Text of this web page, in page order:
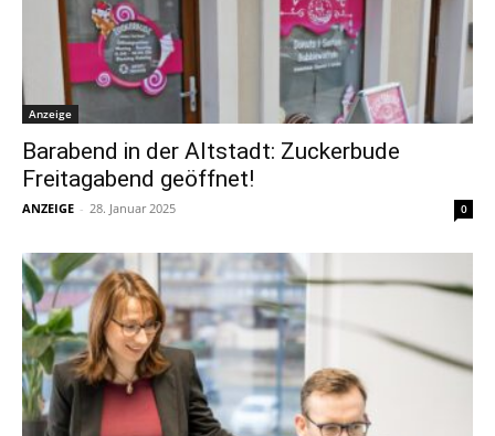
Anzeige
Barabend in der Altstadt: Zuckerbude
Freitagabend geöffnet!
ANZEIGE - 28. Januar 2025 0